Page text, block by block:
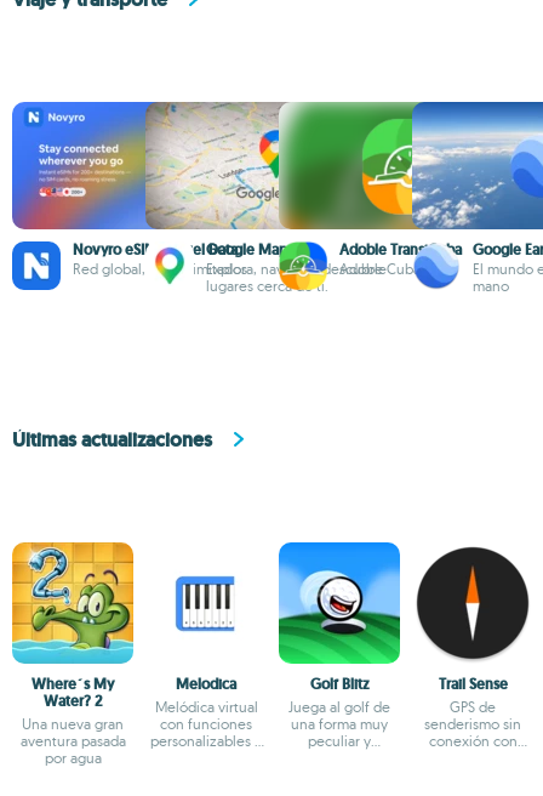
Novyro eSIM: Travel Data
Red global,Datos ilimitados
Google Maps
Explora, navega y descubre
lugares cerca de ti.
Adoble TransiCuba
AdobleCuba
Google
El mundo
mano
Últimas actualizaciones
Where´s My
Water? 2
Una nueva gran
aventura pasada
por agua
Melodica
Melódica virtual
con funciones
personalizables y
Golf Blitz
Juega al golf de
una forma muy
peculiar y
Trail Sense
GPS de
senderismo sin
conexión con